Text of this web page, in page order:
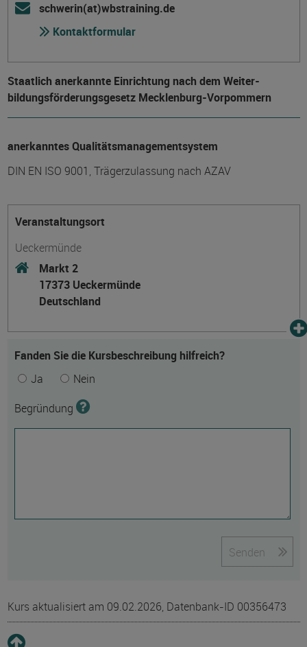
schwerin(at)wbstraining.de
Kontaktformular
Staatlich anerkannte Einrichtung nach dem Weiter­
bildungs­förderungs­gesetz Mecklenburg-Vorpommern
anerkanntes Qualitätsmanagementsystem
DIN EN ISO 9001, Trägerzulassung nach AZAV
Veranstaltungsort
Ueckermünde
Markt 2
17373 Ueckermünde
Deutschland
Fanden Sie die Kursbeschreibung hilfreich?
Ja
Nein
Begründung
Senden
Kurs aktualisiert am 09.02.2026, Datenbank-ID 00356473